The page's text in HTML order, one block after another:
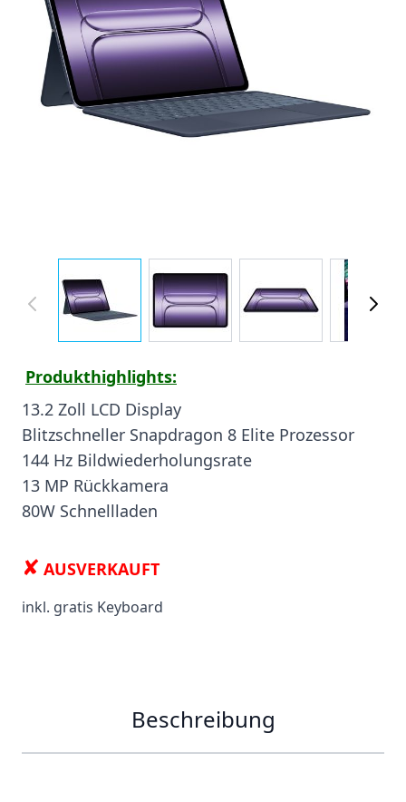
View larger imageView larger imageView larger image
Produkthighlights:
13.2 Zoll LCD Display
Blitzschneller Snapdragon 8 Elite Prozessor
144 Hz Bildwiederholungsrate
13 MP Rückkamera
80W Schnellladen
✘ AUSVERKAUFT
inkl. gratis Keyboard
Beschreibung